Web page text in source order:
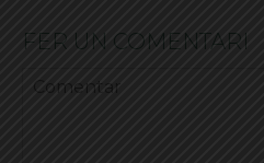
FER UN COMENTARI